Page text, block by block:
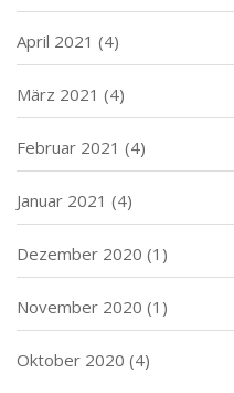
April 2021 (4)
März 2021 (4)
Februar 2021 (4)
Januar 2021 (4)
Dezember 2020 (1)
November 2020 (1)
Oktober 2020 (4)